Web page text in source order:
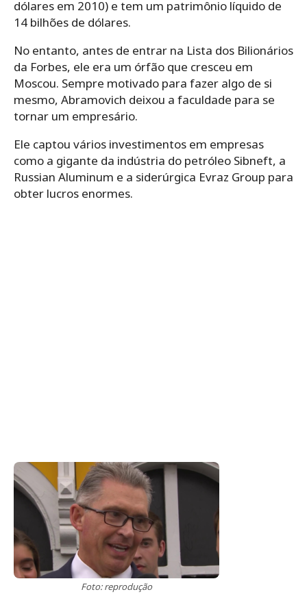
dólares em 2010) e tem um patrimônio líquido de
14 bilhões de dólares.
No entanto, antes de entrar na Lista dos Bilionários
da Forbes, ele era um órfão que cresceu em
Moscou. Sempre motivado para fazer algo de si
mesmo, Abramovich deixou a faculdade para se
tornar um empresário.
Ele captou vários investimentos em empresas
como a gigante da indústria do petróleo Sibneft, a
Russian Aluminum e a siderúrgica Evraz Group para
obter lucros enormes.
Foto: reprodução